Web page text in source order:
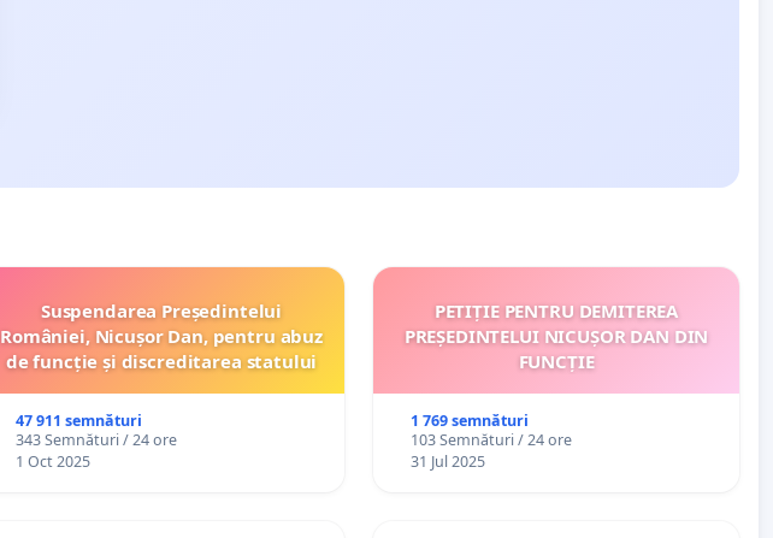
Suspendarea Președintelui
României, Nicușor Dan, pentru abuz
de funcție și discreditarea statului
47 911 semnături
343 Semnături / 24 ore
1 Oct 2025
PETIȚIE PENTRU DEMITEREA
PREȘEDINTELUI NICUȘOR DAN DIN
FUNCȚIE
1 769 semnături
103 Semnături / 24 ore
31 Jul 2025